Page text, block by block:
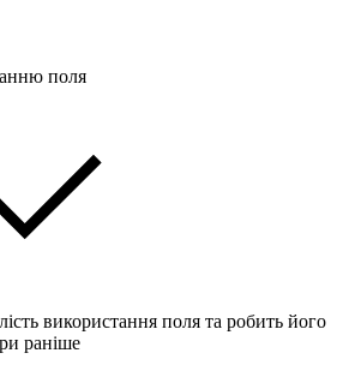
поля
використання поля та робить його
раніше